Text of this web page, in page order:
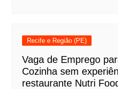
Recife e Região (PE)
Vaga de Emprego
Cozinha sem
restaurante Nutri